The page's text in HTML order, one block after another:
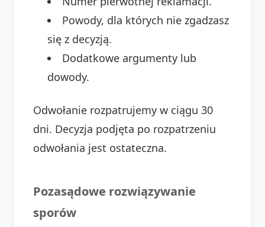
Powody, dla których nie zgadzasz
się z decyzją.
Dodatkowe argumenty lub
dowody.
Odwołanie rozpatrujemy w ciągu 30
dni. Decyzja podjęta po rozpatrzeniu
odwołania jest ostateczna.
Pozasądowe rozwiązywanie
sporów